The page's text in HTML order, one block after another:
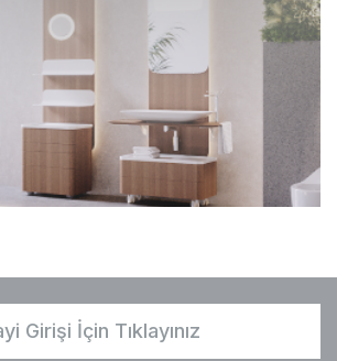
Girişi İçin Tıklayınız